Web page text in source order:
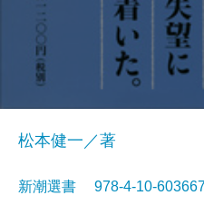
松本健一／著
新潮選書 978-4-10-